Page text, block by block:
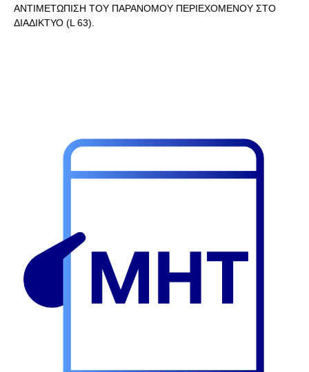
ΑΝΤΙΜΕΤΩΠΙΣΗ ΤΟΥ ΠΑΡΑΝΟΜΟΥ ΠΕΡΙΕΧΟΜΕΝΟΥ ΣΤΟ
ΔΙΑΔΙΚΤΥΟ (L 63).